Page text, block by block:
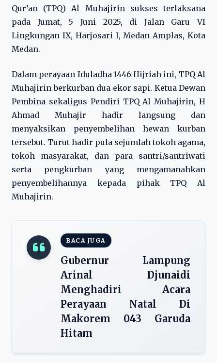
Qur’an (TPQ) Al Muhajirin sukses terlaksana
pada Jumat, 5 Juni 2025, di Jalan Garu VI
Lingkungan IX, Harjosari I, Medan Amplas, Kota
Medan.
Dalam perayaan Iduladha 1446 Hijriah ini, TPQ Al
Muhajirin berkurban dua ekor sapi. Ketua Dewan
Pembina sekaligus Pendiri TPQ Al Muhajirin, H
Ahmad Muhajir hadir langsung dan
menyaksikan penyembelihan hewan kurban
tersebut. Turut hadir pula sejumlah tokoh agama,
tokoh masyarakat, dan para santri/santriwati
serta pengkurban yang mengamanahkan
penyembelihannya kepada pihak TPQ Al
Muhajirin.
BACA JUGA
Gubernur Lampung
Arinal Djunaidi
Menghadiri Acara
Perayaan Natal Di
Makorem 043 Garuda
Hitam